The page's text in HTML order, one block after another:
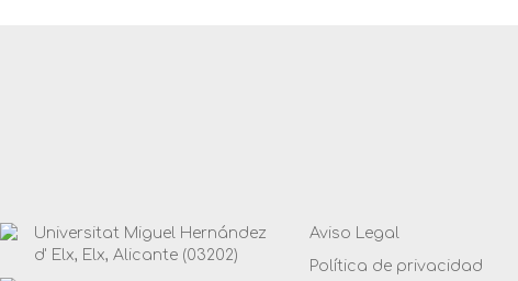
Universitat Miguel Hernández
d' Elx, Elx, Alicante (03202)
Aviso Legal
Política de privacidad